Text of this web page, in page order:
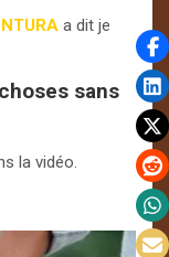
a dit je
sans
la vidéo.